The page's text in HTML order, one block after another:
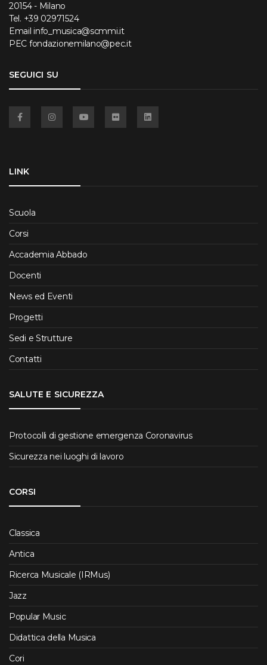
20154 - Milano
Tel. +39 02971524
Email info_musica@scmmi.it
PEC fondazionemilano@pec.it
SEGUICI SU
LINK
Scuola
Corsi
Accademia Abbado
Docenti
News ed Eventi
Progetti
Sedi e Strutture
Contatti
SALUTE E SICUREZZA
Protocolli di gestione emergenza Coronavirus
Sicurezza nei luoghi di lavoro
CORSI
Classica
Antica
Ricerca Musicale (IRMus)
Jazz
Popular Music
Didattica della Musica
Cori